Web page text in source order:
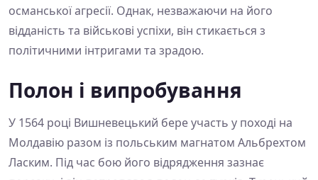
османської агресії. Однак, незважаючи на його
відданість та військові успіхи, він стикається з
політичними інтригами та зрадою.
Полон і випробування
У 1564 році Вишневецький бере участь у поході на
Молдавію разом із польським магнатом Альбрехтом
Ласким. Під час бою його відрядження зазнає